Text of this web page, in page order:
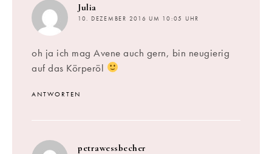
Julia
10. DEZEMBER 2016 UM 10:05 UHR
oh ja ich mag Avene auch gern, bin neugierig
auf das Körperöl
ANTWORTEN
petrawessbecher